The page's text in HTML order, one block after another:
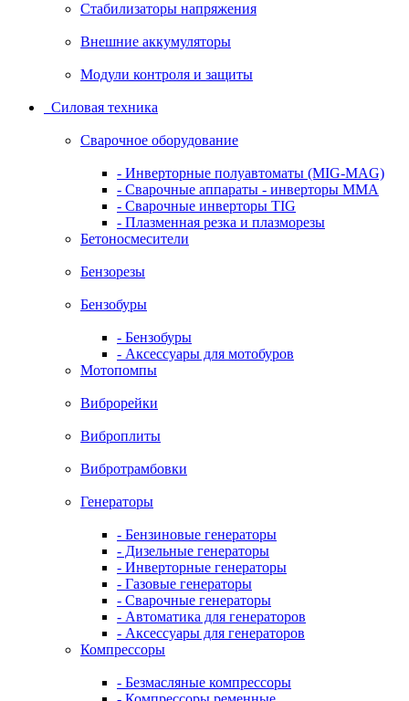
Стабилизаторы напряжения
Внешние аккумуляторы
Модули контроля и защиты
Силовая техника
Сварочное оборудование
- Инверторные полуавтоматы (MIG-MAG)
- Сварочные аппараты - инверторы ММА
- Сварочные инверторы TIG
- Плазменная резка и плазморезы
Бетоносмесители
Бензорезы
Бензобуры
- Бензобуры
- Аксессуары для мотобуров
Мотопомпы
Виброрейки
Виброплиты
Вибротрамбовки
Генераторы
- Бензиновые генераторы
- Дизельные генераторы
- Инверторные генераторы
- Газовые генераторы
- Сварочные генераторы
- Автоматика для генераторов
- Аксессуары для генераторов
Компрессоры
- Безмасляные компрессоры